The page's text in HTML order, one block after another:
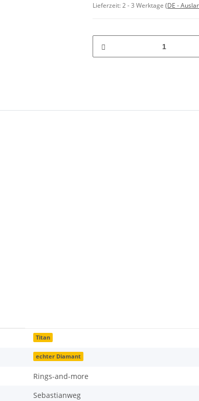
Lieferzeit:2 - 3 Werktage (DE -
Titan
echter Diamant
Rings-and-more
Sebastianweg